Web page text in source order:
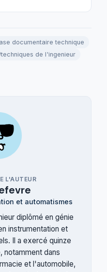
documentaire technique
de l'ingenieur
L'AUTEUR
et automatismes
diplômé en génie
instrumentation et
Il a exercé quinze
notamment dans
et l'automobile,